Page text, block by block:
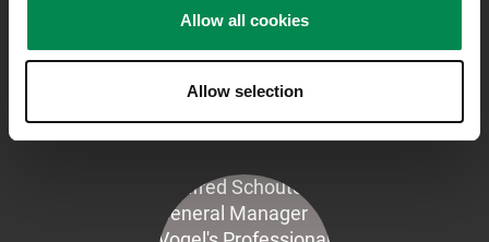
Allow all cookies
Allow selection
Kontaktieren Sie mich gerne
für weitere Informationen